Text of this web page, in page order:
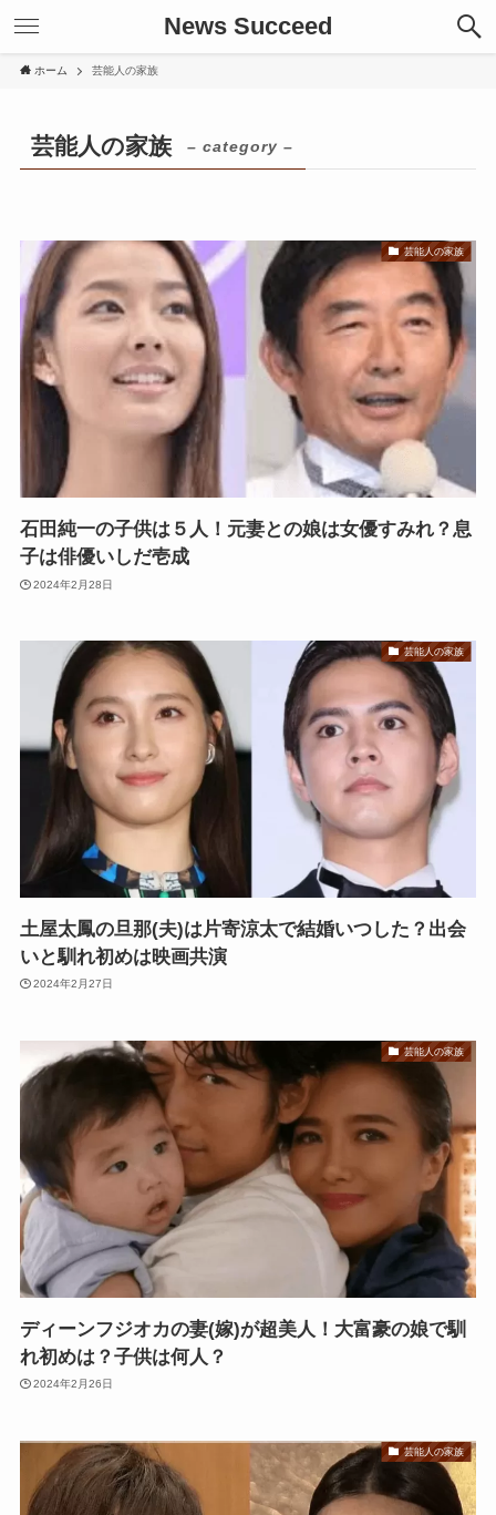
News Succeed
ホーム 芸能人の家族
芸能人の家族 – category –
芸能人の家族
石田純一の子供は５人！元妻との娘は女優すみれ？息
子は俳優いしだ壱成
2024年2月28日
芸能人の家族
土屋太鳳の旦那(夫)は片寄涼太で結婚いつした？出会
いと馴れ初めは映画共演
2024年2月27日
芸能人の家族
ディーンフジオカの妻(嫁)が超美人！大富豪の娘で馴
れ初めは？子供は何人？
2024年2月26日
芸能人の家族